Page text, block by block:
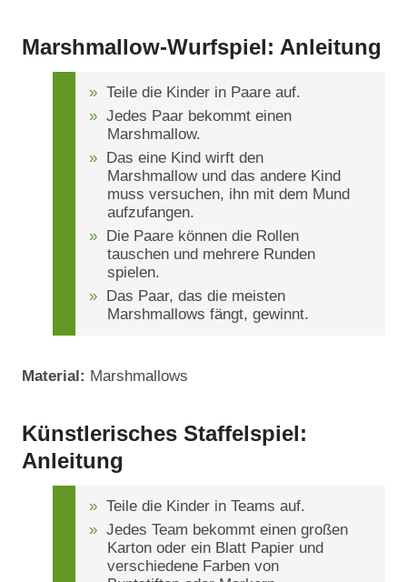
Marshmallow-Wurfspiel: Anleitung
Teile die Kinder in Paare auf.
Jedes Paar bekommt einen
Marshmallow.
Das eine Kind wirft den
Marshmallow und das andere Kind
muss versuchen, ihn mit dem Mund
aufzufangen.
Die Paare können die Rollen
tauschen und mehrere Runden
spielen.
Das Paar, das die meisten
Marshmallows fängt, gewinnt.
Material: Marshmallows
Künstlerisches Staffelspiel:
Anleitung
Teile die Kinder in Teams auf.
Jedes Team bekommt einen großen
Karton oder ein Blatt Papier und
verschiedene Farben von